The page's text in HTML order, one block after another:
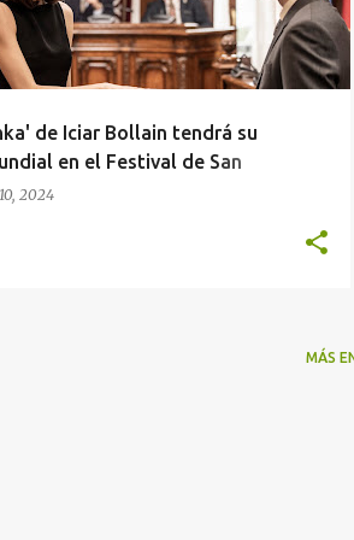
de Iciar Bollain tendrá su
en el Festival de San
21 de septiembre
2024
MÁS